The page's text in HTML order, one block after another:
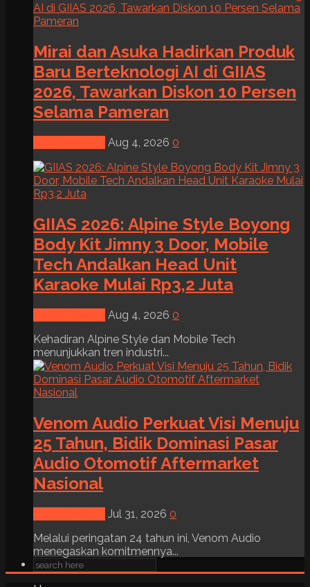
Mirai dan Asuka Hadirkan Produk
Baru Berteknologi AI di GIIAS
2026, Tawarkan Diskon 10 Persen
Selama Pameran
Aug 4, 2026 0
GIIAS 2026: Alpine Style Boyong
Body Kit Jimny 3 Door, Mobile
Tech Andalkan Head Unit
Karaoke Mulai Rp3,2 Juta
Aug 4, 2026 0
Kehadiran Alpine Style dan Mobile Tech
menunjukkan tren industri...
Venom Audio Perkuat Visi Menuju
25 Tahun, Bidik Dominasi Pasar
Audio Otomotif Aftermarket
Nasional
Jul 31, 2026 0
Melalui peringatan 24 tahun ini, Venom Audio
menegaskan komitmennya...